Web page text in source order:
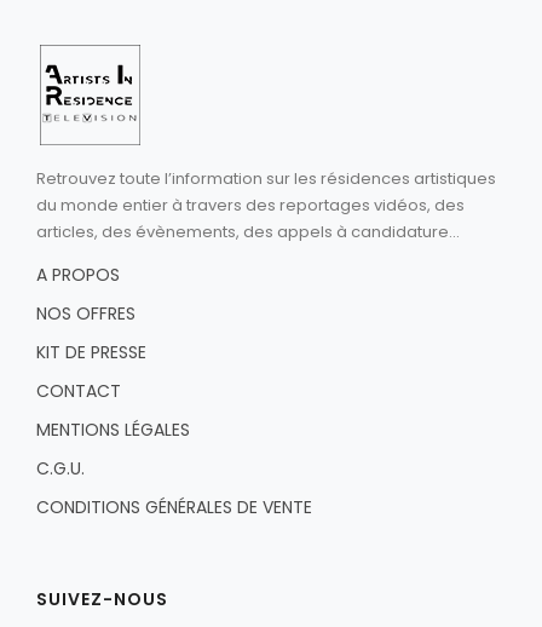
Retrouvez toute l’information sur les résidences artistiques
du monde entier à travers des reportages vidéos, des
articles, des évènements, des appels à candidature...
A PROPOS
NOS OFFRES
KIT DE PRESSE
CONTACT
MENTIONS LÉGALES
C.G.U.
CONDITIONS GÉNÉRALES DE VENTE
SUIVEZ-NOUS